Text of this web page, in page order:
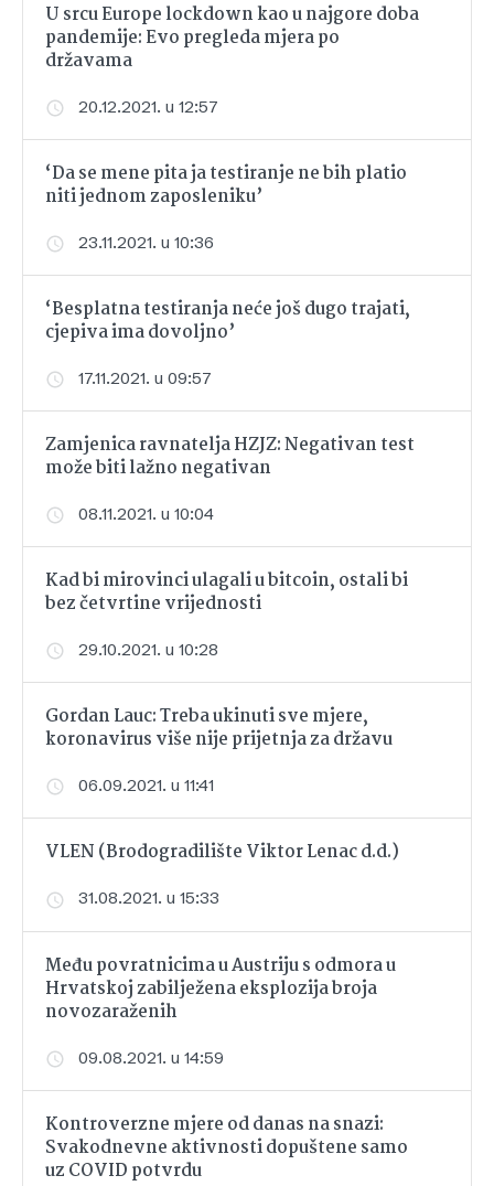
U srcu Europe lockdown kao u najgore doba
pandemije: Evo pregleda mjera po
državama
20.12.2021. u 12:57
‘Da se mene pita ja testiranje ne bih platio
niti jednom zaposleniku’
23.11.2021. u 10:36
‘Besplatna testiranja neće još dugo trajati,
cjepiva ima dovoljno’
17.11.2021. u 09:57
Zamjenica ravnatelja HZJZ: Negativan test
može biti lažno negativan
08.11.2021. u 10:04
Kad bi mirovinci ulagali u bitcoin, ostali bi
bez četvrtine vrijednosti
29.10.2021. u 10:28
Gordan Lauc: Treba ukinuti sve mjere,
koronavirus više nije prijetnja za državu
06.09.2021. u 11:41
VLEN (Brodogradilište Viktor Lenac d.d.)
31.08.2021. u 15:33
Među povratnicima u Austriju s odmora u
Hrvatskoj zabilježena eksplozija broja
novozaraženih
09.08.2021. u 14:59
Kontroverzne mjere od danas na snazi:
Svakodnevne aktivnosti dopuštene samo
uz COVID potvrdu